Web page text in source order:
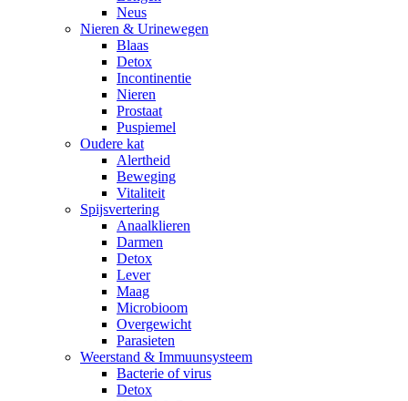
Neus
Nieren & Urinewegen
Blaas
Detox
Incontinentie
Nieren
Prostaat
Puspiemel
Oudere kat
Alertheid
Beweging
Vitaliteit
Spijsvertering
Anaalklieren
Darmen
Detox
Lever
Maag
Microbioom
Overgewicht
Parasieten
Weerstand & Immuunsysteem
Bacterie of virus
Detox